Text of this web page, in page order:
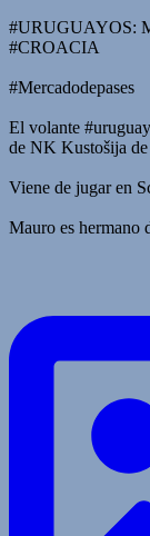
#URUGUAYOS:
#CROACIA
#Mercadodepases
El volante
de NK Kustošija
Viene de jugar en
Mauro es hermano